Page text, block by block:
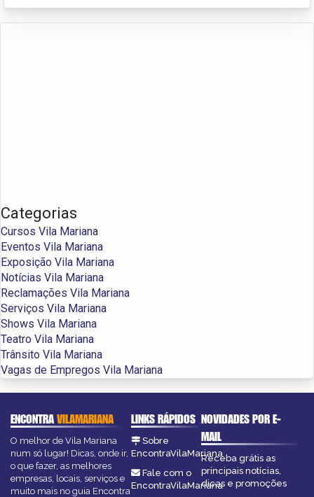
Categorias
Cursos Vila Mariana
Eventos Vila Mariana
Exposição Vila Mariana
Notícias Vila Mariana
Reclamações Vila Mariana
Serviços Vila Mariana
Shows Vila Mariana
Teatro Vila Mariana
Trânsito Vila Mariana
Vagas de Empregos Vila Mariana
ENCONTRAVILAMARIANA
O melhor de Vila Mariana
num só lugar! Dicas, onde ir,
o que fazer, as melhores
empresas, locais, serviços e
muito mais no guia Encontra
LINKS RÁPIDOS
Sobre
EncontraVilaMariana
Fale com o
EncontraVilaMariana
NOVIDADES POR E-
MAIL
Receba grátis as
principais notícias,
dicas e promoções